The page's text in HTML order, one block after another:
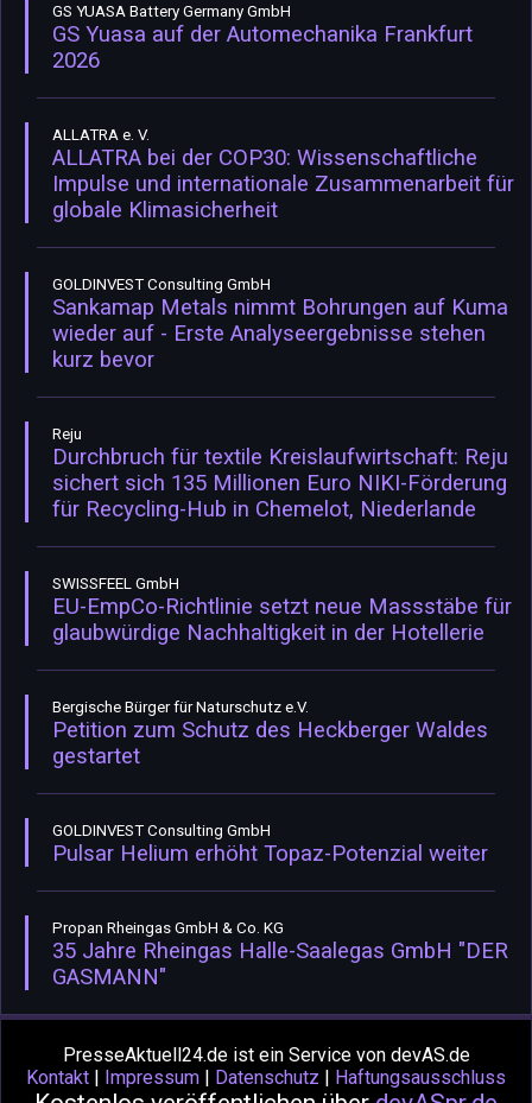
GS YUASA Battery Germany GmbH
GS Yuasa auf der Automechanika Frankfurt
2026
ALLATRA e. V.
ALLATRA bei der COP30: Wissenschaftliche
Impulse und internationale Zusammenarbeit für
globale Klimasicherheit
GOLDINVEST Consulting GmbH
Sankamap Metals nimmt Bohrungen auf Kuma
wieder auf - Erste Analyseergebnisse stehen
kurz bevor
Reju
Durchbruch für textile Kreislaufwirtschaft: Reju
sichert sich 135 Millionen Euro NIKI-Förderung
für Recycling-Hub in Chemelot, Niederlande
SWISSFEEL GmbH
EU-EmpCo-Richtlinie setzt neue Massstäbe für
glaubwürdige Nachhaltigkeit in der Hotellerie
Bergische Bürger für Naturschutz e.V.
Petition zum Schutz des Heckberger Waldes
gestartet
GOLDINVEST Consulting GmbH
Pulsar Helium erhöht Topaz-Potenzial weiter
Propan Rheingas GmbH & Co. KG
35 Jahre Rheingas Halle-Saalegas GmbH "DER
GASMANN"
PresseAktuell24.de ist ein Service von devAS.de
Kontakt | Impressum | Datenschutz | Haftungsausschluss